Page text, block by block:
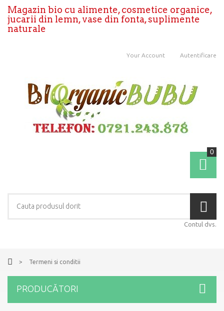
Magazin bio cu alimente, cosmetice organice,
jucarii din lemn, vase din fonta, suplimente
naturale
Autentificare
Your Account
0
Contul dvs.
> Termeni si conditii
PRODUCĂTORI